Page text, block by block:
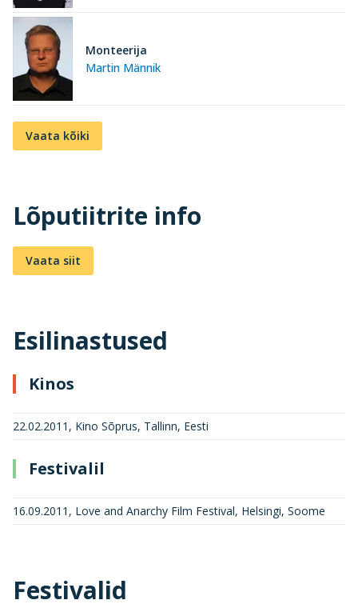
Martin Männik
Monteerija
Vaata kõiki
Lõputiitrite info
Vaata siit
Esilinastused
Kinos
22.02.2011, Kino Sõprus, Tallinn, Eesti
Festivalil
16.09.2011, Love and Anarchy Film Festival, Helsingi, Soome
Festivalid